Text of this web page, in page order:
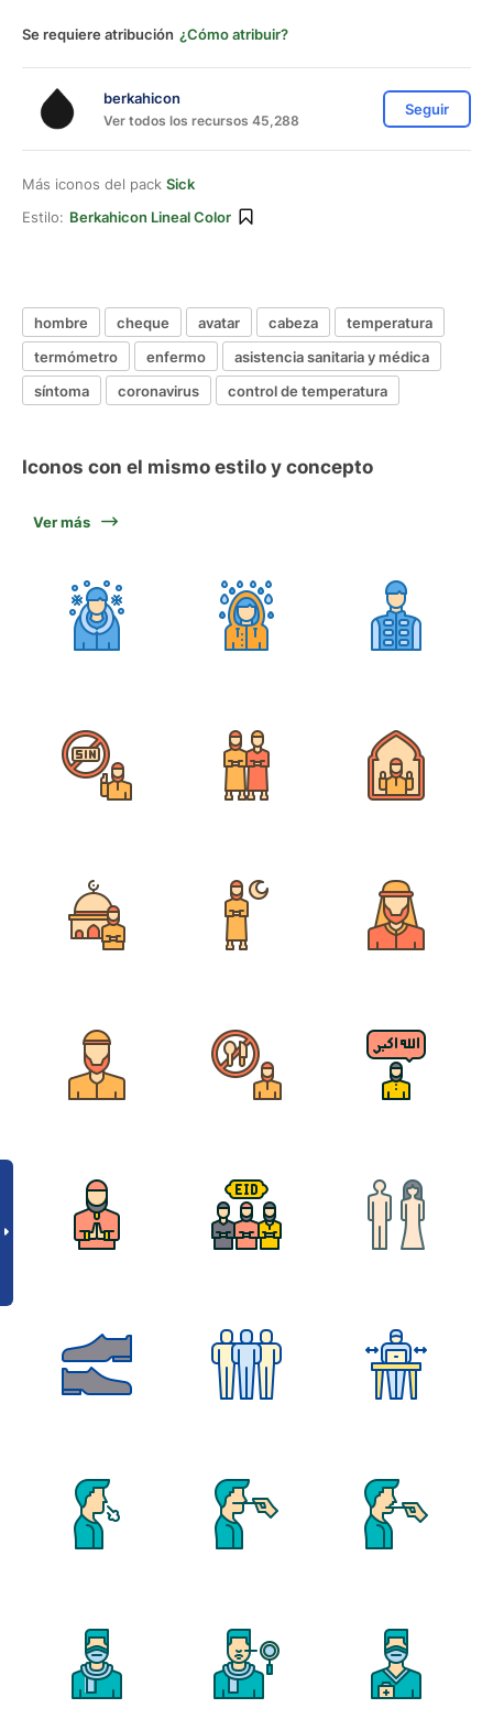
Se requiere atribución ¿Cómo atribuir?
berkahicon
Ver todos los recursos 45,288
Seguir
Más iconos del pack Sick
Estilo: Berkahicon Lineal Color
hombre cheque avatar cabeza
temperatura
termómetro
enfermo
asistencia sanitaria y médica
síntoma
coronavirus control de temperatura
Iconos con el mismo estilo y concepto
Ver más